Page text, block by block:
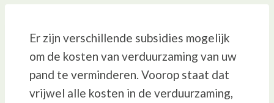
Er zijn verschillende subsidies mogelijk
om de kosten van verduurzaming van uw
pand te verminderen. Voorop staat dat
vrijwel alle kosten in de verduurzaming,